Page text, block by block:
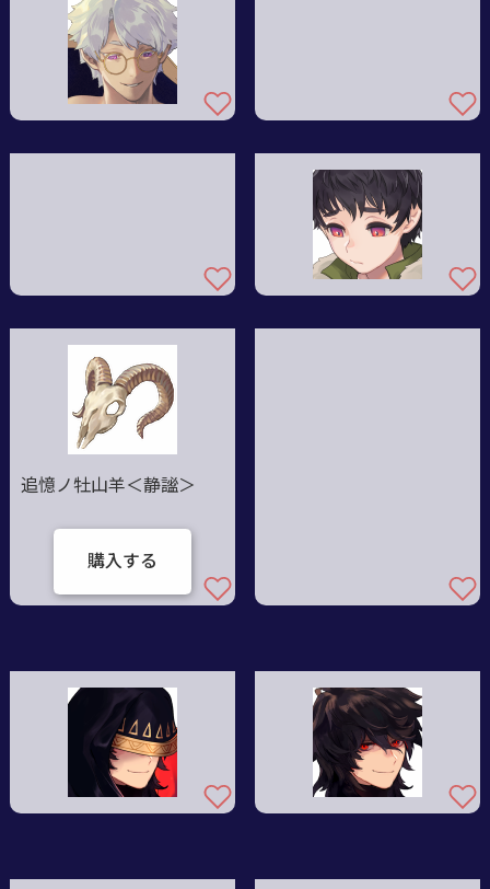
追憶ノ牡山羊＜静謐＞
購入する